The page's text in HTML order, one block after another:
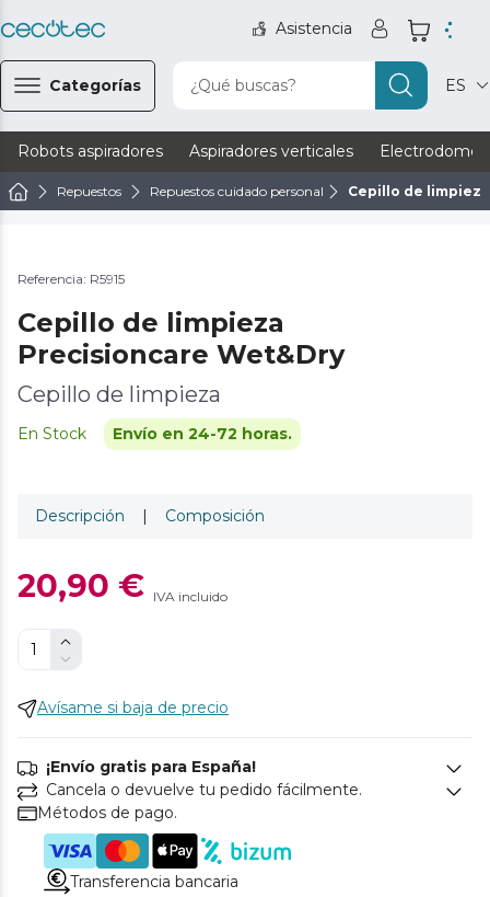
Asistencia
Categorías ¿Qué buscas? ES
Robots aspiradores Aspiradores verticales
Repuestos Repuestos cuidado personal Cepillo de
Referencia: R5915
Cepillo de limpieza
Precisioncare Wet&Dry
Cepillo de limpieza
En Stock Envío en 24-72 horas.
Descripción | Composición
20,90 € IVA incluido
Avísame si baja de precio
¡Envío gratis para España!
Cancela o devuelve tu pedido fácilmente.
Métodos de pago.
Transferencia bancaria